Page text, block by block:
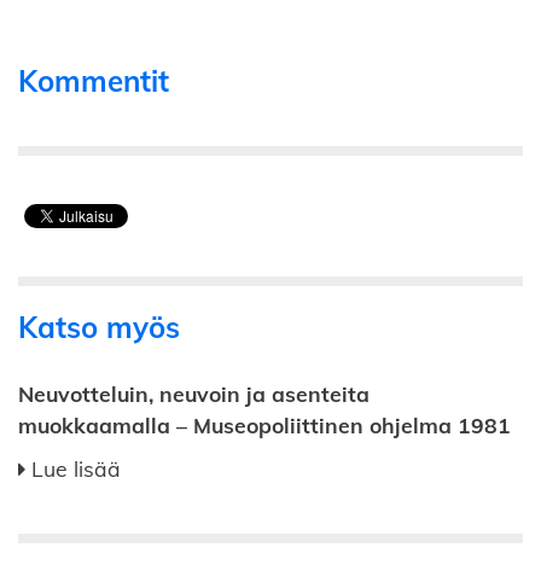
Kommentit
Katso myös
Neuvotteluin, neuvoin ja asenteita
muokkaamalla – Museopoliittinen ohjelma 1981
Lue lisää